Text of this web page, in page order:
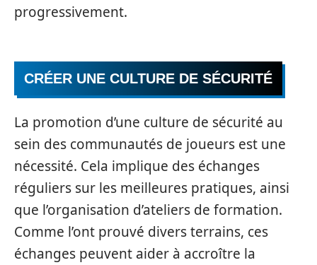
progressivement.
CRÉER UNE CULTURE DE SÉCURITÉ
La promotion d’une culture de sécurité au
sein des communautés de joueurs est une
nécessité. Cela implique des échanges
réguliers sur les meilleures pratiques, ainsi
que l’organisation d’ateliers de formation.
Comme l’ont prouvé divers terrains, ces
échanges peuvent aider à accroître la